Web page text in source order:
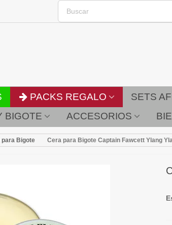
PACKS REGALO SETS
BIGOTE ACCESORIOS
para Bigote Cera para Bigote Captain Fawcett Ylang